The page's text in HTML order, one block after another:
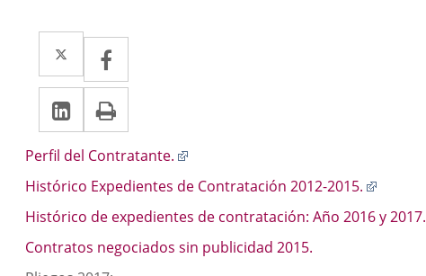
Twitter
Enlace
a
una
aplicación
externa.
a
una
aplicación
externa.
LinkedIn
Enlace
a
una
aplicación
externa.
Descripción
Perfil del Contratante.
una
aplicación
Histórico Expedientes de Contratación 2012-2015.
una
Histórico de expedientes de contratación: Año 2016 y 2017.
Contratos negociados sin publicidad 2015.